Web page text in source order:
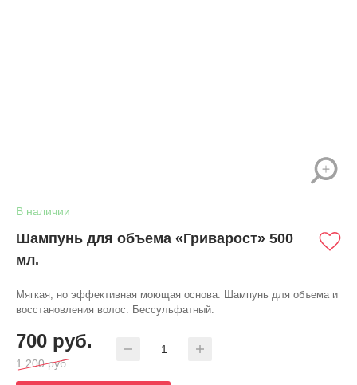
В наличии
Шампунь для объема «Гриварост» 500
мл.
Мягкая, но эффективная моющая основа. Шампунь для объема и
восстановления волос. Бессульфатный.
700 руб.
1 200 руб.